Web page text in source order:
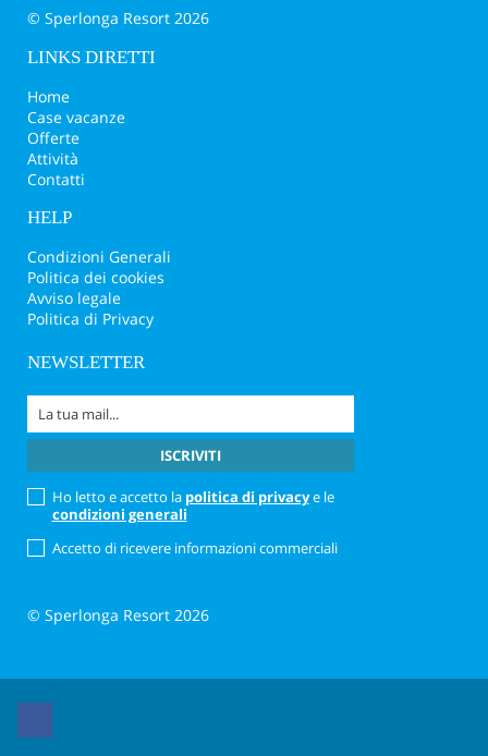
© Sperlonga Resort 2026
LINKS DIRETTI
Home
Case vacanze
Offerte
Attività
Contatti
HELP
Condizioni Generali
Politica dei cookies
Avviso legale
Politica di Privacy
NEWSLETTER
Ho letto e accetto la politica di privacye le
condizioni generali
Accetto di ricevere informazioni commerciali
© Sperlonga Resort 2026